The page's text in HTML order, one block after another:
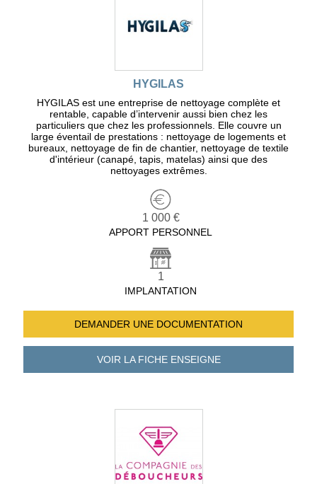
HYGILAS
HYGILAS est une entreprise de nettoyage complète et
rentable, capable d’intervenir aussi bien chez les
particuliers que chez les professionnels. Elle couvre un
large éventail de prestations : nettoyage de logements et
bureaux, nettoyage de fin de chantier, nettoyage de textile
d'intérieur (canapé, tapis, matelas) ainsi que des
nettoyages extrêmes.
1 000 €
APPORT PERSONNEL
1
IMPLANTATION
DEMANDER UNE DOCUMENTATION
VOIR LA FICHEENSEIGNE